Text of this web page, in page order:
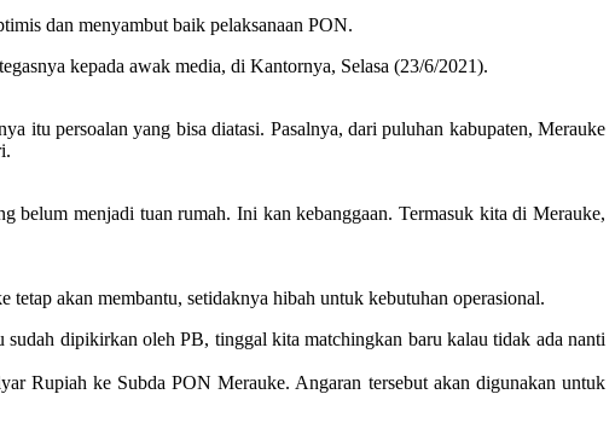
dan menyambut baik pelaksanaan PON.
kepada awak media, di Kantornya, Selasa (23/6/2021).
itu persoalan yang bisa diatasi. Pasalnya, dari puluhan kabupaten, Merauke
menjadi tuan rumah. Ini kan kebanggaan. Termasuk kita di Merauke,
akan membantu, setidaknya hibah untuk kebutuhan operasional.
dipikirkan oleh PB, tinggal kita matchingkan baru kalau tidak ada nanti
Rupiah ke Subda PON Merauke. Angaran tersebut akan digunakan untuk